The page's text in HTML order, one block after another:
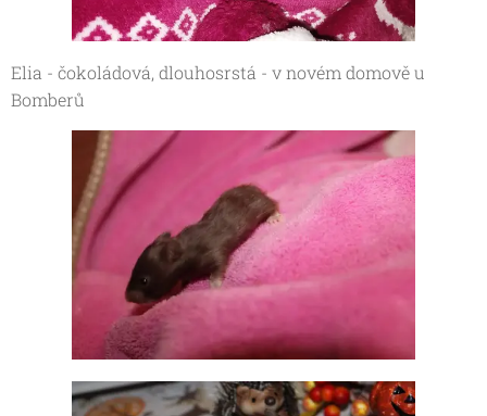
Elia - čokoládová, dlouhosrstá - v novém domově u
Bomberů